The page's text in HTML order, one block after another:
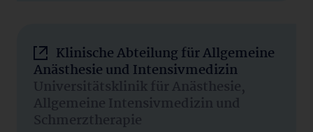
Klinische Abteilung für Allgemeine
Anästhesie und Intensivmedizin
Universitätsklinik für Anästhesie,
Allgemeine Intensivmedizin und
Schmerztherapie